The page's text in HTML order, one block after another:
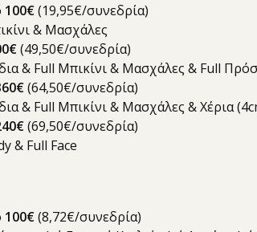
100€(19,95€/συνεδρία)
& Μασχάλες
0€(49,50€/συνεδρία)
& Full Μπικίνι & Μασχάλες & Full
0€(64,50€/συνεδρία)
& Full Μπικίνι & Μασχάλες & Χέρια
(69,50€/συνεδρία)
& Full Face
100€(8,72€/συνεδρία)